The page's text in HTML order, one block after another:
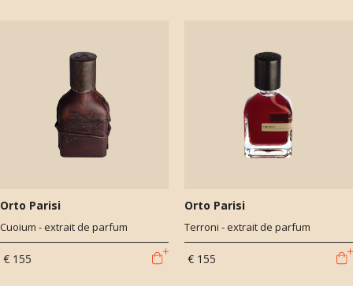
Orto Parisi
Cuoium - extrait de parfum
€ 155
Orto Parisi
Terroni - extrait de parfum
€ 155